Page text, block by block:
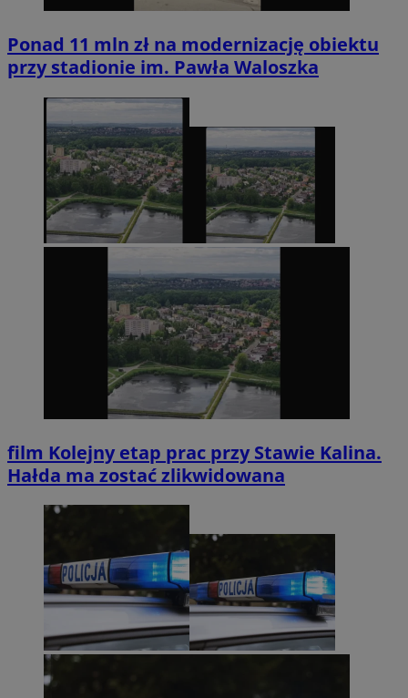
Ponad 11 mln zł na modernizację obiektu
przy stadionie im. Pawła Waloszka
film Kolejny etap prac przy Stawie Kalina.
Hałda ma zostać zlikwidowana